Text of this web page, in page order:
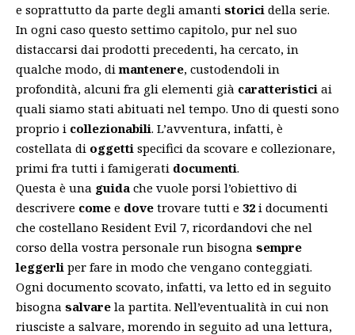
e soprattutto da parte degli amanti storici della serie.
In ogni caso questo settimo capitolo, pur nel suo
distaccarsi dai prodotti precedenti, ha cercato, in
qualche modo, dimantenere, custodendoli in
profondità, alcuni fra gli elementi già caratteristici ai
quali siamo stati abituati nel tempo. Uno di questi sono
proprio i collezionabili. L’avventura, infatti, è
costellata di oggetti specifici da scovare e collezionare,
primi fra tutti i famigerati documenti.
Questa è una guida che vuole porsi l’obiettivo di
descrivere come e dove trovare tutti e 32 i documenti
che costellano Resident Evil 7, ricordandovi che nel
corso della vostra personale run bisogna sempre
leggerli per fare in modo che vengano conteggiati.
Ogni documento scovato, infatti, va letto ed in seguito
bisogna salvare la partita. Nell’eventualità in cui non
riusciste a salvare, morendo in seguito ad una lettura,